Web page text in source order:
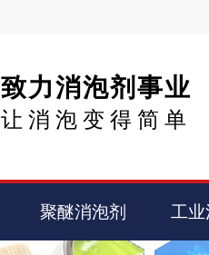
致力消泡剂事业
让消泡变得简单
聚醚消泡剂 工业